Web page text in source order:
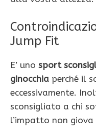
Jump Fit
E’ uno sport
ginocchia perché il
eccessivamente.
sconsigliato a chi
l’impatto non